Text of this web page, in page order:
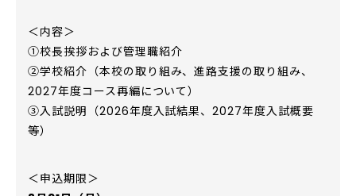
＜内容＞
①校長挨拶および管理職紹介
②学校紹介（本校の取り組み、進路支援の取り組み、
2027年度コース再編について）
③入試説明（2026年度入試結果、2027年度入試概要
等）
＜申込期限＞